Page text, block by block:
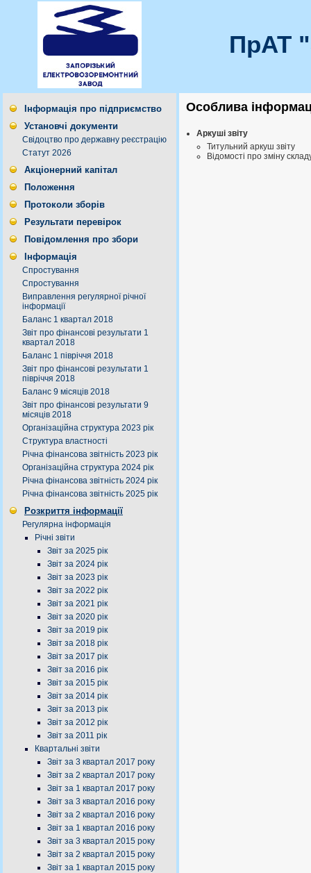
ПрАТ
Інформація про підприємство
Установчі документи
Свідоцтво про державну реєстрацію
Статут 2026
Акціонерний капітал
Положення
Протоколи зборів
Результати перевірок
Повідомлення про збори
Інформація
Спростування
Спростування
Виправлення регулярної річної
інформації
Баланс 1 квартал 2018
Звіт про фінансові результати 1
квартал 2018
Баланс 1 півріччя 2018
Звіт про фінансові результати 1
півріччя 2018
Баланс 9 місяців 2018
Звіт про фінансові результати 9
місяців 2018
Організаційна структура 2023 рік
Структура властності
Річна фінансова звітність 2023 рік
Організаційна структура 2024 рік
Річна фінансова звітність 2024 рік
Річна фінансова звітність 2025 рік
Розкриття інформації
Регулярна інформація
Річні звіти
Звіт за 2025 рік
Звіт за 2024 рік
Звіт за 2023 рік
Звіт за 2022 рік
Звіт за 2021 рік
Звіт за 2020 рік
Звіт за 2019 рік
Звіт за 2018 рік
Звіт за 2017 рік
Звіт за 2016 рік
Звіт за 2015 рік
Звіт за 2014 рік
Звіт за 2013 рік
Звіт за 2012 рік
Звіт за 2011 рік
Квартальні звіти
Звіт за 3 квартал 2017 року
Звіт за 2 квартал 2017 року
Звіт за 1 квартал 2017 року
Звіт за 3 квартал 2016 року
Звіт за 2 квартал 2016 року
Звіт за 1 квартал 2016 року
Звіт за 3 квартал 2015 року
Звіт за 2 квартал 2015 року
Звіт за 1 квартал 2015 року
Особлива
Аркуші звіту
Титульний аркуш звіту
Відомості про зміну